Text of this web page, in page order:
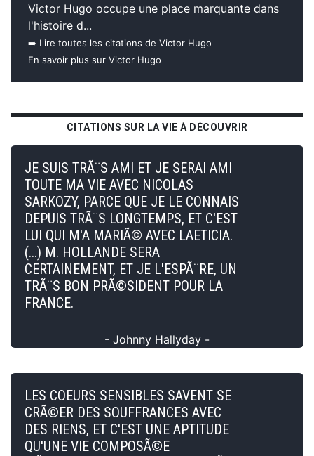
Victor Hugo occupe une place marquante dans
l'histoire d...
➡️ Lire toutes les citations de Victor Hugo
En savoir plus sur Victor Hugo
CITATIONS SUR LA VIE À DÉCOUVRIR
JE SUIS TRÃ¨S AMI ET JE SERAI AMI
TOUTE MA VIE AVEC NICOLAS
SARKOZY, PARCE QUE JE LE CONNAIS
DEPUIS TRÃ¨S LONGTEMPS, ET C'EST
LUI QUI M'A MARIÃ© AVEC LAETICIA.
(...) M. HOLLANDE SERA
CERTAINEMENT, ET JE L'ESPÃ¨RE, UN
TRÃ¨S BON PRÃ©SIDENT POUR LA
FRANCE.
- Johnny Hallyday -
LES COEURS SENSIBLES SAVENT SE
CRÃ©ER DES SOUFFRANCES AVEC
DES RIENS, ET C'EST UNE APTITUDE
QU'UNE VIE COMPOSÃ©E